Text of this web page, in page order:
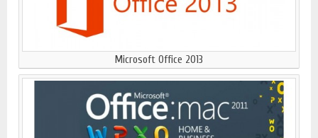
Microsoft Office 2013